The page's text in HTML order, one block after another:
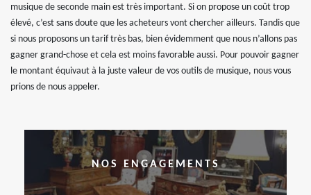
musique de seconde main est très important. Si on propose un coût trop
élevé, c’est sans doute que les acheteurs vont chercher ailleurs. Tandis que
si nous proposons un tarif très bas, bien évidemment que nous n’allons pas
gagner grand-chose et cela est moins favorable aussi. Pour pouvoir gagner
le montant équivaut à la juste valeur de vos outils de musique, nous vous
prions de nous appeler.
NOS ENGAGEMENTS